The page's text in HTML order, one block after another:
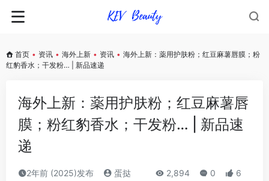
首页 • 资讯 • 海外上新 • 资讯 • 海外上新：薬用护肤粉；红豆麻薯唇膜；粉
红豹香水；干发粉… | 新品速递
海外上新：薬用护肤粉；红豆麻薯唇
膜；粉红豹香水；干发粉… | 新品速
递
2年前 (2025)发布 蛋挞 2,894 0 6